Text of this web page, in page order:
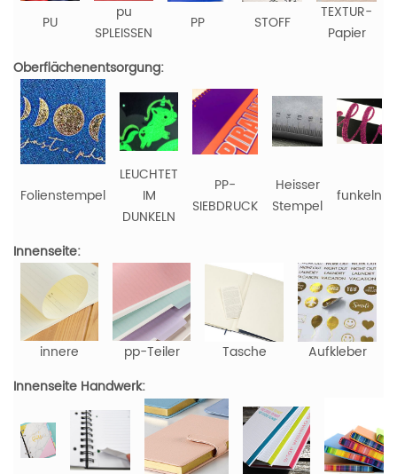
PU
pu
SPLEISSEN
PP STOFF
TEXTUR-
Papier
Oberflächenentsorgung:
Folienstempel
LEUCHTET
IM
DUNKELN
PP-
SIEBDRUCK
Heisser
Stempel
funkeln
Innenseite:
innere pp-Teiler Tasche
Aufkleber
Innenseite Handwerk: